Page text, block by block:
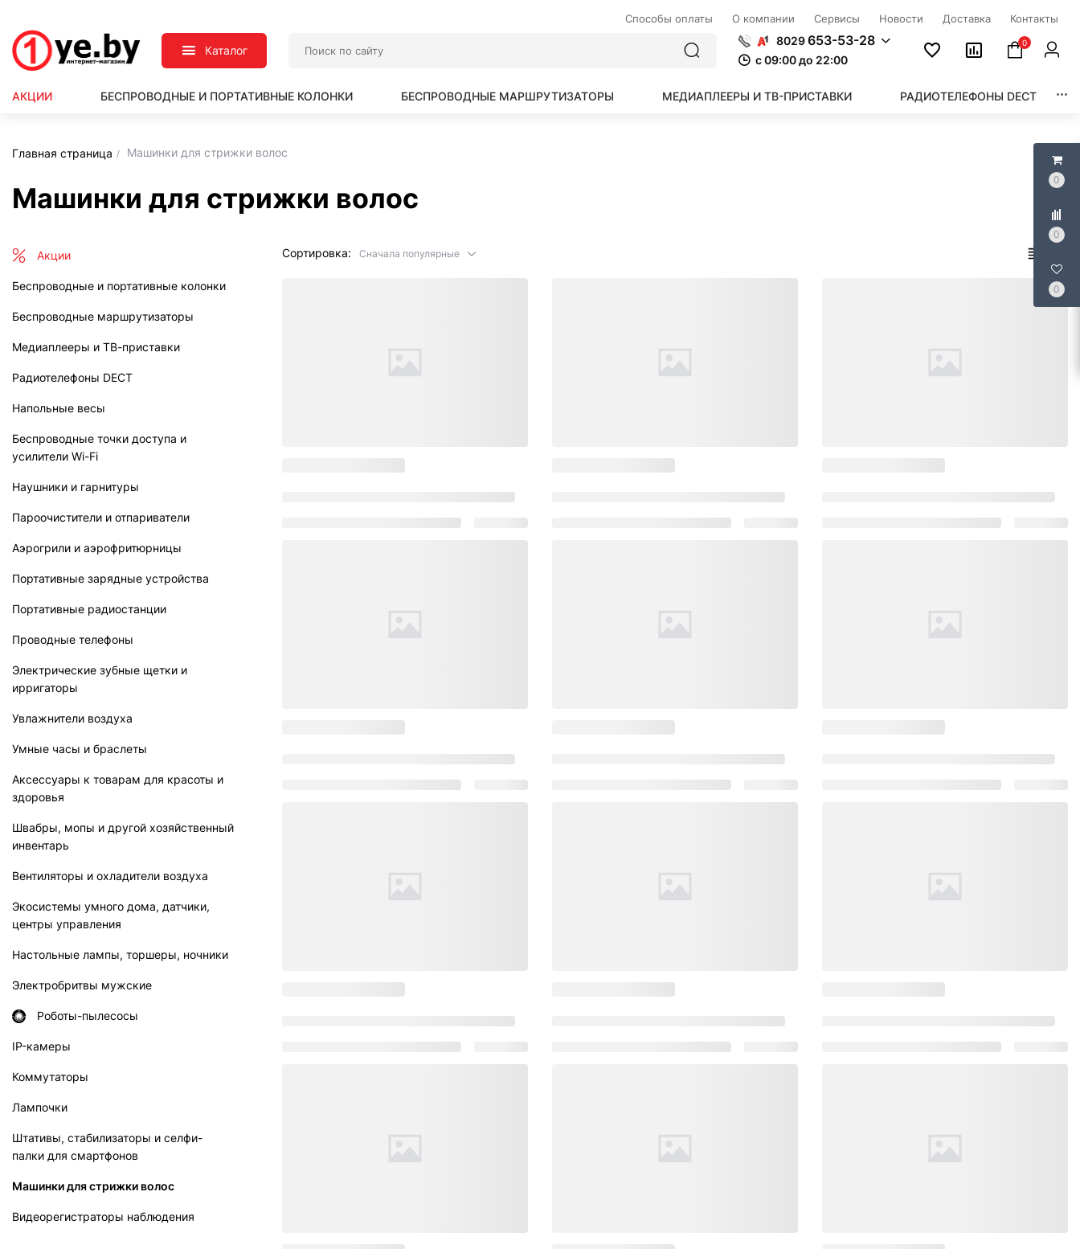
0
0
0
Способы оплаты О компании Сервисы Новости Доставка Контакты
Каталог
8029653-53-28
c 09:00 до 22:00
0
АКЦИИ БЕСПРОВОДНЫЕ И ПОРТАТИВНЫЕ КОЛОНКИ БЕСПРОВОДНЫЕ МАРШРУТИЗАТОРЫ МЕДИАПЛЕЕРЫ И ТВ-ПРИСТАВКИ РАДИОТЕЛЕФОНЫ DECT
Главная страница Машинки для стрижки волос
Машинки для стрижки волос
Акции
Беспроводные и портативные колонки
Беспроводные маршрутизаторы
Медиаплееры и ТВ-приставки
Радиотелефоны DECT
Напольные весы
Беспроводные точки доступа и
усилители Wi-Fi
Наушники и гарнитуры
Пароочистители и отпариватели
Аэрогрили и аэрофритюрницы
Портативные зарядные устройства
Портативные радиостанции
Проводные телефоны
Электрические зубные щетки и
ирригаторы
Увлажнители воздуха
Умные часы и браслеты
Аксессуары к товарам для красоты и
здоровья
Швабры, мопы и другой хозяйственный
инвентарь
Вентиляторы и охладители воздуха
Экосистемы умного дома, датчики,
центры управления
Настольные лампы, торшеры, ночники
Электробритвы мужские
Роботы-пылесосы
IP-камеры
Коммутаторы
Лампочки
Штативы, стабилизаторы и селфи-
палки для смартфонов
Машинки для стрижки волос
Видеорегистраторы наблюдения
Сортировка: Сначала популярные